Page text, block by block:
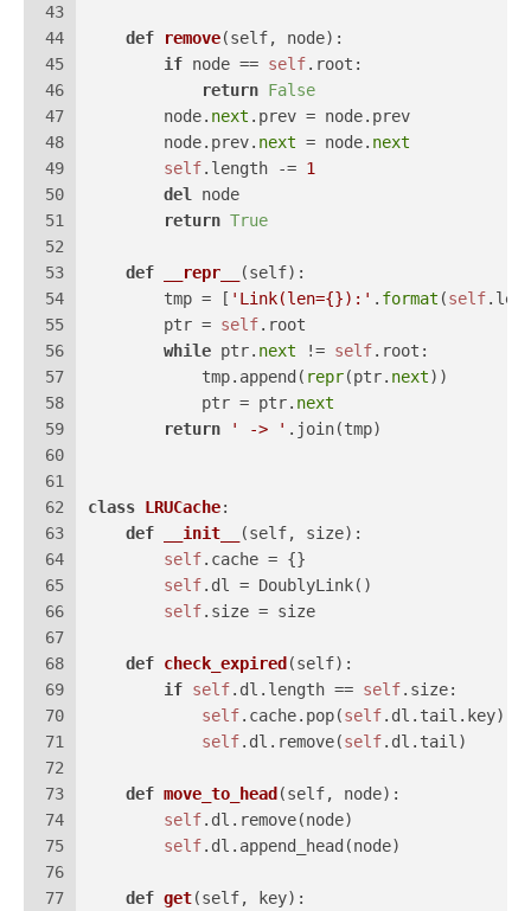
43
44
45
46
47
48
49
50
51
52
53
54
55
56
57
58
59
60
61
62
63
64
65
66
67
68
69
70
71
72
73
74
75
76
77
def remove(self, node):
if node == self.root:
return False
        node.
next .prev = node.prev
        node.prev.
next = node. next
self.length -= 1
del
node
return True
def __repr__ (self):
        tmp = [
'Link(len={}):' . format (self
        ptr =
self.root
while ptr. next != self.root:
            tmp.append(
repr(ptr. next))
            ptr = ptr.
next
return
' -> ' .join(tmp)
class LRUCache:
def
__init__ (self, size):
self.cache = {}
self.dl = DoublyLink()
self.size = size
def check_expired (self):
if self.dl.length == self.size:
self.cache.pop(self.dl.tail.key)
self.dl.remove(self.dl.tail)
def move_to_head (self, node):
self.dl.remove(node)
self.dl.append_head(node)
def get(self, key):